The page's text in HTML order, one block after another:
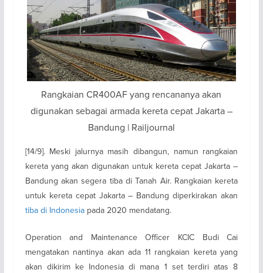
Rangkaian CR400AF yang rencananya akan
digunakan sebagai armada kereta cepat Jakarta –
Bandung | Railjournal
[14/9]. Meski jalurnya masih dibangun, namun rangkaian
kereta yang akan digunakan untuk kereta cepat Jakarta –
Bandung akan segera tiba di Tanah Air. Rangkaian kereta
untuk kereta cepat Jakarta – Bandung diperkirakan akan
tiba di Indonesiapada 2020 mendatang.
Operation and Maintenance Officer KCIC Budi Cai
mengatakan nantinya akan ada 11 rangkaian kereta yang
akan dikirim ke Indonesia di mana 1 set terdiri atas 8